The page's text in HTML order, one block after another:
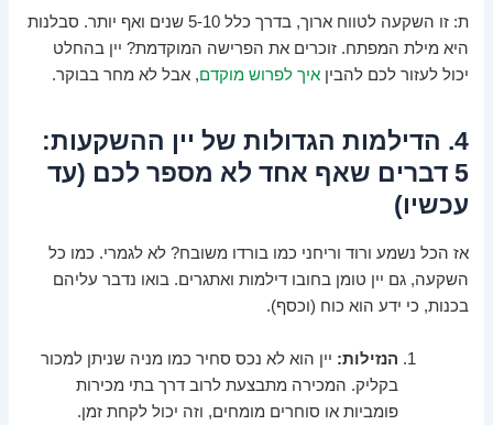
ת: זו השקעה לטווח ארוך, בדרך כלל 5-10 שנים ואף יותר. סבלנות
היא מילת המפתח. זוכרים את הפרישה המוקדמת? יין בהחלט
יכול לעזור לכם להביןאיך לפרוש מוקדם, אבל לא מחר בבוקר.
4. הדילמות הגדולות של יין ההשקעות:
5 דברים שאף אחד לא מספר לכם (עד
עכשיו)
אז הכל נשמע ורוד וריחני כמו בורדו משובח? לא לגמרי. כמו כל
השקעה, גם יין טומן בחובו דילמות ואתגרים. בואו נדבר עליהם
בכנות, כי ידע הוא כוח (וכסף).
הנזילות: יין הוא לא נכס סחיר כמו מניה שניתן למכור
בקליק. המכירה מתבצעת לרוב דרך בתי מכירות
פומביות או סוחרים מומחים, וזה יכול לקחת זמן.